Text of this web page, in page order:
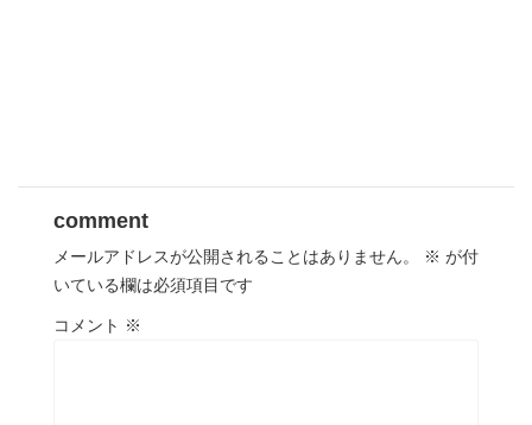
comment
メールアドレスが公開されることはありません。 ※ が付
いている欄は必須項目です
コメント ※